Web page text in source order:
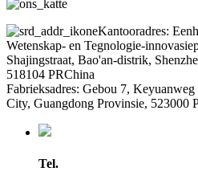
Kantooradres:
Wetenskap- en Tegnologie-
Shajingstraat, Bao'an-distrik,
518104 PRChina
Fabrieksadres: Gebou 7,
City, Guangdong Provinsie, 523000
Tel.